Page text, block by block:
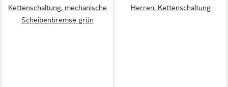
Kettenschaltung, mechanische
Scheibenbremse grün
Herren, Kettenschaltung